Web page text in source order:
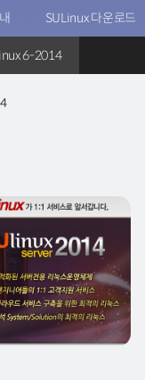
SULinux 다운로드
6-2014